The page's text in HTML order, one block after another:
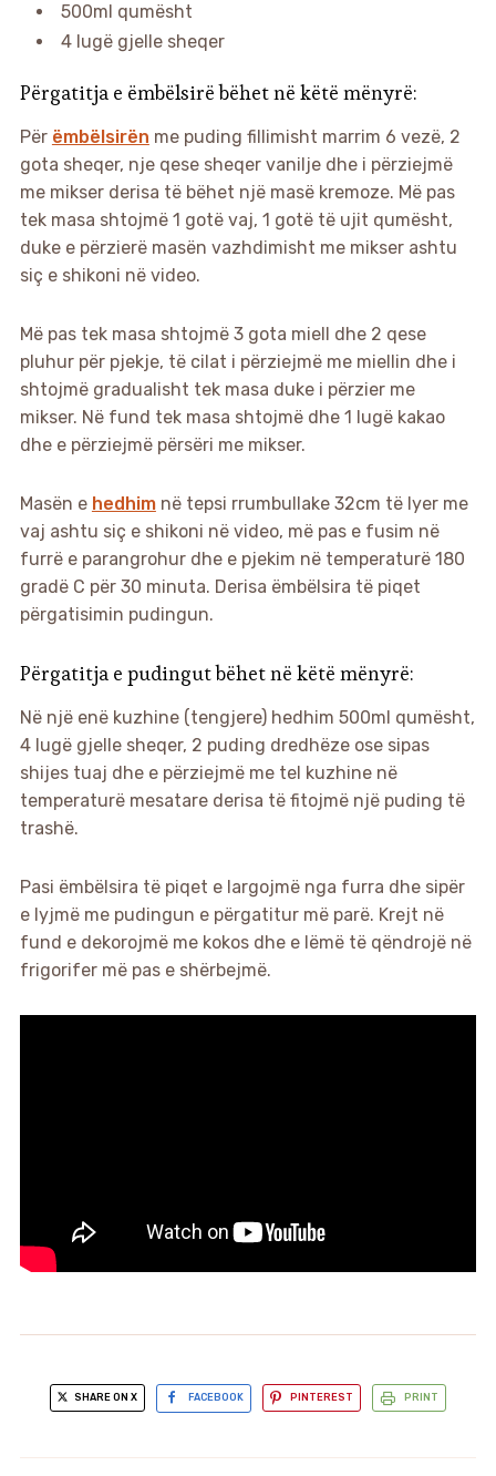
500ml qumësht
4 lugë gjelle sheqer
Përgatitja e ëmbëlsirë bëhet në këtë mënyrë:
Për ëmbëlsirën me puding fillimisht marrim 6 vezë, 2
gota sheqer, nje qese sheqer vanilje dhe i përziejmë
me mikser derisa të bëhet një masë kremoze. Më pas
tek masa shtojmë 1 gotë vaj, 1 gotë të ujit qumësht,
duke e përzierë masën vazhdimisht me mikser ashtu
siç e shikoni në video.
Më pas tek masa shtojmë 3 gota miell dhe 2 qese
pluhur për pjekje, të cilat i përziejmë me miellin dhe i
shtojmë gradualisht tek masa duke i përzier me
mikser. Në fund tek masa shtojmë dhe 1 lugë kakao
dhe e përziejmë përsëri me mikser.
Masën e hedhimnë tepsi rrumbullake 32cm të lyer me
vaj ashtu siç e shikoni në video, më pas e fusim në
furrë e parangrohur dhe e pjekim në temperaturë 180
gradë C për 30 minuta. Derisa ëmbëlsira të piqet
përgatisimin pudingun.
Përgatitja e pudingut bëhet në këtë mënyrë:
Në një enë kuzhine (tengjere) hedhim 500ml qumësht,
4 lugë gjelle sheqer, 2 puding dredhëze ose sipas
shijes tuaj dhe e përziejmë me tel kuzhine në
temperaturë mesatare derisa të fitojmë një puding të
trashë.
Pasi ëmbëlsira të piqet e largojmë nga furra dhe sipër
e lyjmë me pudingun e përgatitur më parë. Krejt në
fund e dekorojmë me kokos dhe e lëmë të qëndrojë në
frigorifer më pas e shërbejmë.
SHARE ON X FACEBOOK PINTEREST PRINT